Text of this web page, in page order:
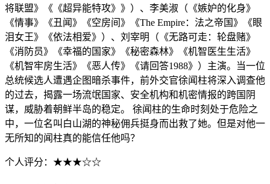
将联盟》《《超异能特攻》》）、李美淑（《嫉妒的化身》
《情事》《丑闻》《空房间》《The Empire：法之帝国》《眼
泪女王》《依法相爱》）、刘宰明（《无路可走：轮盘赌》
《消防员》《幸福的国家》《秘密森林》《机智医生生活》
《机智牢房生活》《恶人传》《请回答1988》）主演。当一位
总统候选人遭遇企图暗杀事件，前外交官徐闻柱将深入调查他
的过去，揭露一场流氓国家、安全机构和机密情报的跨国阴
谋，威胁着朝鲜半岛的稳定。 徐闻柱的生命时刻处于危险之
中，一位名叫白山湖的神秘佣兵挺身而出救了她。但是对他一
无所知的闻柱真的能信任他吗？
个人评分：★★★☆☆